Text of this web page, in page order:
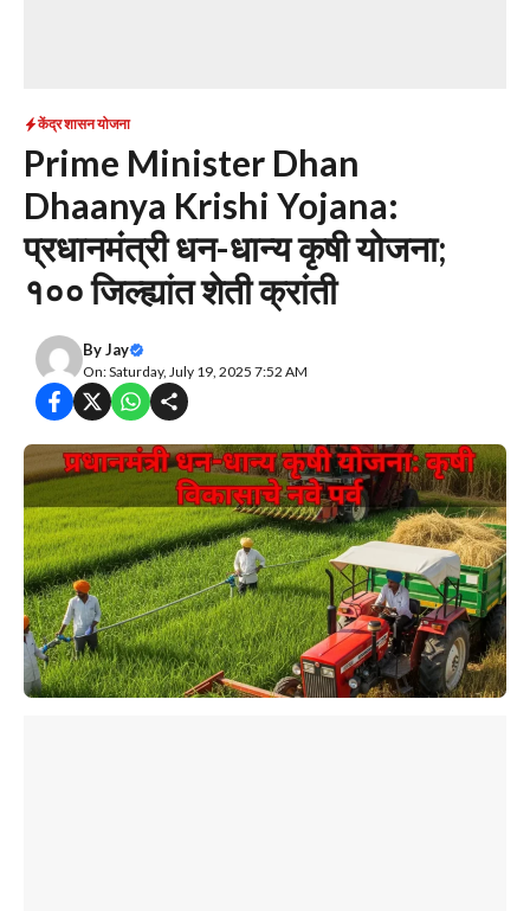
केंद्र शासन योजना
Prime Minister Dhan
Dhaanya Krishi Yojana:
प्रधानमंत्री धन-धान्य कृषी योजना;
१०० जिल्ह्यांत शेती क्रांती
ByJay
On: Saturday, July 19, 2025 7:52 AM